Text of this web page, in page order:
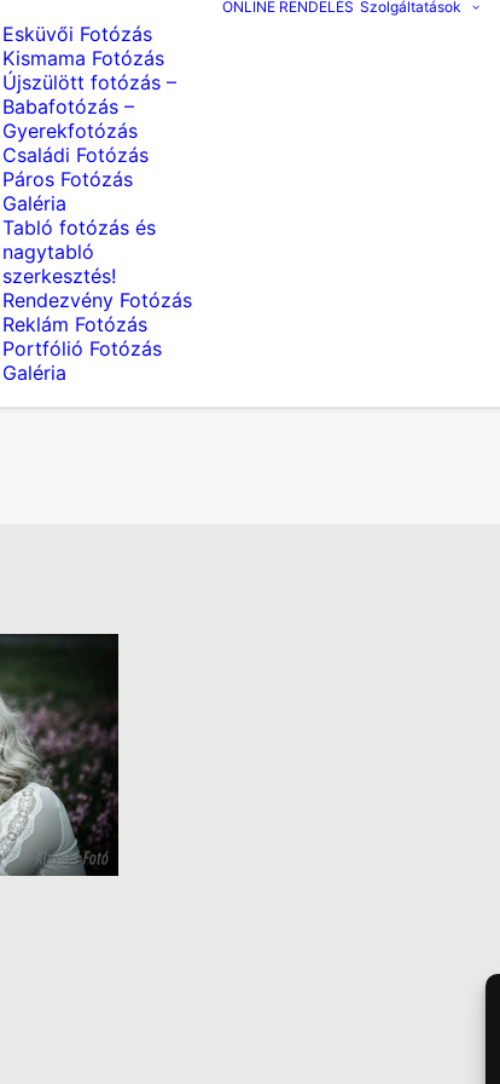
Esküvői Fotózás
Kismama Fotózás
Újszülött fotózás –
Babafotózás –
Gyerekfotózás
Családi Fotózás
Páros Fotózás
Galéria
Tabló fotózás és
nagytabló
szerkesztés!
Rendezvény Fotózás
Reklám Fotózás
Portfólió Fotózás
Galéria
ONLINE RENDELÉS Szolgáltatások